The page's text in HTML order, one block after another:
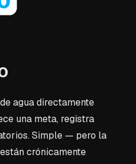
agua directamente
una meta, registra
Simple — pero la
crónicamente